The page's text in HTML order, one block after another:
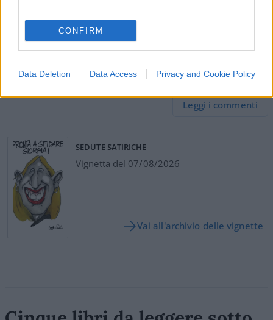
CONFIRM
Data Deletion Data Access Privacy and Cookie Policy
#DONALD TRUMP
#VOLODYMYR ZELENSKY
Leggi i commenti
SEDUTE SATIRICHE
Vignetta del 07/08/2026
Vai all'archivio delle vignette